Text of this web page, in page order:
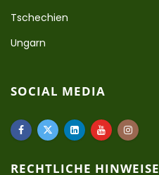
Tschechien
Ungarn
SOCIAL MEDIA
RECHTLICHE HINWEISE